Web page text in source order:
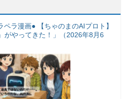
ラ漫画● 【ちゃのまのAIプロト】
がやってきた！」（2026年8月6